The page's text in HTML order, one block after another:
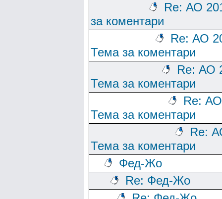
Re: АО
за коментари
Re: АО
Тема за коментари
Re: АО
Тема за коментари
Re:
Тема за коментари
Re:
Тема за коментари
Фед-Жо
Re: Фед-Жо